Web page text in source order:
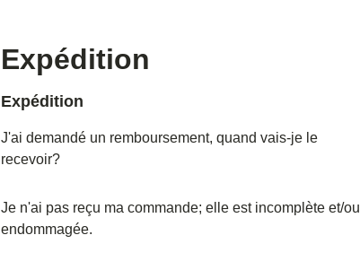
Expédition
Expédition
J'ai demandé un remboursement, quand vais-je le
recevoir?
Je n'ai pas reçu ma commande; elle est incomplète et/ou
endommagée.